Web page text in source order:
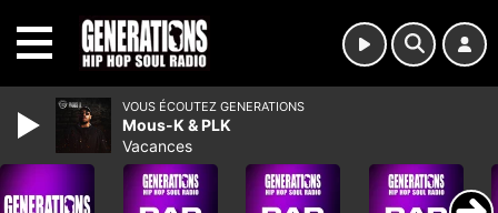
VOUS ÉCOUTEZ GENERATIONS
Mous-K & PLK
Vacances